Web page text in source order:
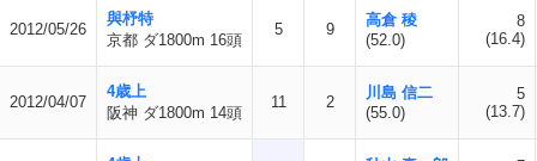
2012/05/26
與杼特
京都 ダ1800m 16頭
5 9
高倉 稜
(52.0)
8
(16.4)
2012/04/07
4歳上
阪神 ダ1800m 14頭
11 2
川島 信二
(55.0)
5
(13.7)